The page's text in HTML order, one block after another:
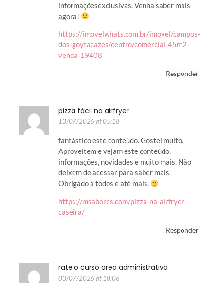
informaçõesexclusivas. Venha saber mais
agora!
https://imovelwhats.com.br/imovel/campos-
dos-goytacazes/centro/comercial-45m2-
venda-19408
Responder
pizza fácil na airfryer
13/07/2026 at 05:18
fantástico este conteúdo. Gostei muito.
Aproveitem e vejam este conteúdo.
informações, novidades e muito mais. Não
deixem de acessar para saber mais.
Obrigado a todos e até mais.
https://msabores.com/pizza-na-airfryer-
caseira/
Responder
rateio curso area administrativa
03/07/2026 at 10:06